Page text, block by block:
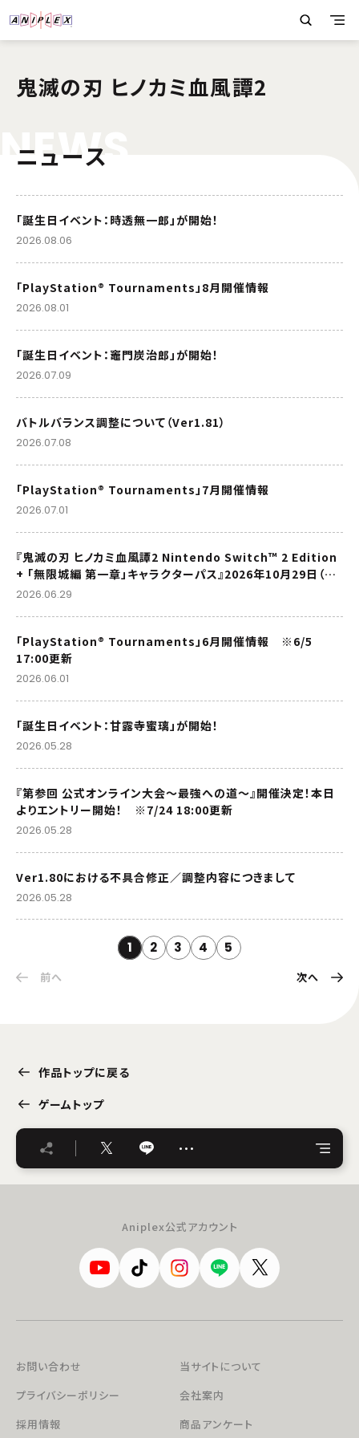
鬼滅の刃 ヒノカミ血風譚2
NEWS
ニュース
「誕生日イベント：時透無一郎」が開始！
2026.08.06
「PlayStation® Tournaments」8月開催情報
2026.08.01
「誕生日イベント：竈門炭治郎」が開始！
2026.07.09
バトルバランス調整について（Ver1.81）
2026.07.08
「PlayStation® Tournaments」7月開催情報
2026.07.01
『鬼滅の刃 ヒノカミ血風譚2 Nintendo Switch™ 2 Edition
+ 「無限城編 第一章」キャラクターパス』2026年10月29日（木）
発売決定！
2026.06.29
「PlayStation® Tournaments」6月開催情報 ※6/5
17:00更新
2026.06.01
「誕生日イベント：甘露寺蜜璃」が開始！
2026.05.28
『第参回 公式オンライン大会～最強への道～』開催決定！本日
よりエントリー開始！ ※7/24 18:00更新
2026.05.28
Ver1.80における不具合修正／調整内容につきまして
2026.05.28
1 2 3 4 5
前へ 次へ
作品トップに戻る
ゲームトップ
…
Aniplex公式アカウント
お問い合わせ
当サイトについて
プライバシーポリシー
会社案内
採用情報
商品アンケート